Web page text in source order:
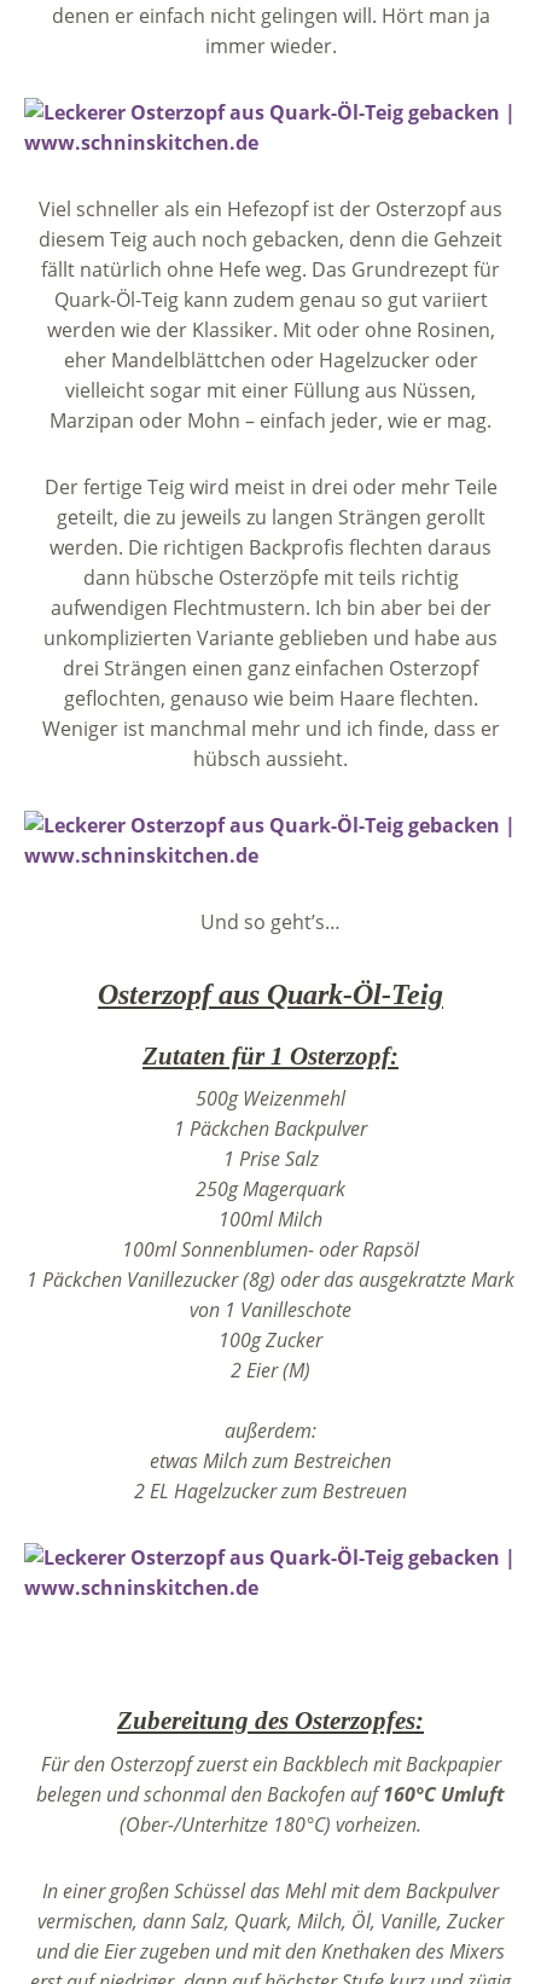
denen er einfach nicht gelingen will. Hört man ja
immer wieder.
Viel schneller als ein Hefezopf ist der Osterzopf aus
diesem Teig auch noch gebacken, denn die Gehzeit
fällt natürlich ohne Hefe weg. Das Grundrezept für
Quark-Öl-Teig kann zudem genau so gut variiert
werden wie der Klassiker. Mit oder ohne Rosinen,
eher Mandelblättchen oder Hagelzucker oder
vielleicht sogar mit einer Füllung aus Nüssen,
Marzipan oder Mohn – einfach jeder, wie er mag.
Der fertige Teig wird meist in drei oder mehr Teile
geteilt, die zu jeweils zu langen Strängen gerollt
werden. Die richtigen Backprofis flechten daraus
dann hübsche Osterzöpfe mit teils richtig
aufwendigen Flechtmustern. Ich bin aber bei der
unkomplizierten Variante geblieben und habe aus
drei Strängen einen ganz einfachen Osterzopf
geflochten, genauso wie beim Haare flechten.
Weniger ist manchmal mehr und ich finde, dass er
hübsch aussieht.
Und so geht’s…
Osterzopf aus Quark-Öl-Teig
Zutaten für 1 Osterzopf:
500g Weizenmehl
1 Päckchen Backpulver
1 Prise Salz
250g Magerquark
100ml Milch
100ml Sonnenblumen- oder Rapsöl
1 Päckchen Vanillezucker (8g) oder das ausgekratzte Mark
von 1 Vanilleschote
100g Zucker
2 Eier (M)
außerdem:
etwas Milch zum Bestreichen
2 EL Hagelzucker zum Bestreuen
Zubereitung des Osterzopfes:
Für den Osterzopf zuerst ein Backblech mit Backpapier
belegen und schonmal den Backofen auf160°C Umluft
(Ober-/Unterhitze 180°C) vorheizen.
In einer großen Schüssel das Mehl mit dem Backpulver
vermischen, dann Salz, Quark, Milch, Öl, Vanille, Zucker
und die Eier zugeben und mit den Knethaken des Mixers